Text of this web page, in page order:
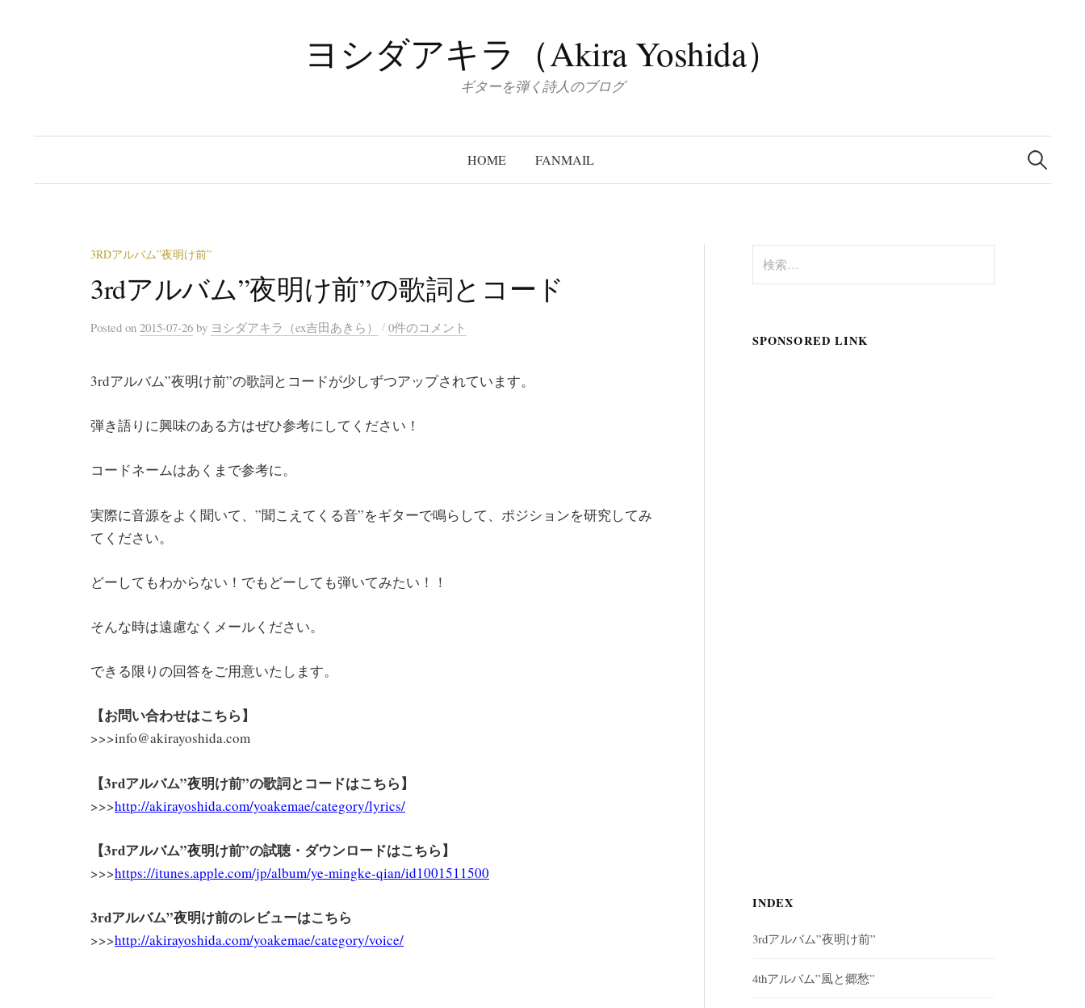
ヨシダアキラ（Akira Yoshida）
ギターを弾く詩人のブログ
HOME FANMAIL
検
索:
3RDアルバム”夜明け前”
3rdアルバム”夜明け前”の歌詞とコード
Posted on 2015-07-26 by ヨシダアキラ（ex吉田あきら） / 0件のコメント
3rdアルバム”夜明け前”の歌詞とコードが少しずつアップされています。
弾き語りに興味のある方はぜひ参考にしてください！
コードネームはあくまで参考に。
実際に音源をよく聞いて、”聞こえてくる音”をギターで鳴らして、ポジションを研究してみ
てください。
どーしてもわからない！でもどーしても弾いてみたい！！
そんな時は遠慮なくメールください。
できる限りの回答をご用意いたします。
【お問い合わせはこちら】
>>>info@akirayoshida.com
【3rdアルバム”夜明け前”の歌詞とコードはこちら】
>>>http://akirayoshida.com/yoakemae/category/lyrics/
【3rdアルバム”夜明け前”の試聴・ダウンロードはこちら】
>>>https://itunes.apple.com/jp/album/ye-mingke-qian/id1001511500
3rdアルバム”夜明け前のレビューはこちら
>>>http://akirayoshida.com/yoakemae/category/voice/
索:
SPONSORED LINK
INDEX
3rdアルバム”夜明け前”
4thアルバム”風と郷愁”